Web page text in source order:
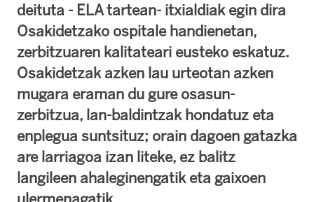
deituta - ELA tartean- itxialdiak egin dira
Osakidetzako ospitale handienetan,
zerbitzuaren kalitateari eusteko eskatuz.
Osakidetzak azken lau urteotan azken
mugara eraman du gure osasun-
zerbitzua, lan-baldintzak hondatuz eta
enplegua suntsituz; orain dagoen gatazka
are larriagoa izan liteke, ez balitz
langileen ahaleginengatik eta gaixoen